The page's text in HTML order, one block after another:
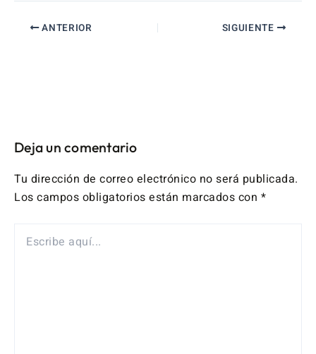
ANTERIOR SIGUIENTE
Deja un comentario
Tu dirección de correo electrónico no será publicada.
Los campos obligatorios están marcados con *
AQUÍ...